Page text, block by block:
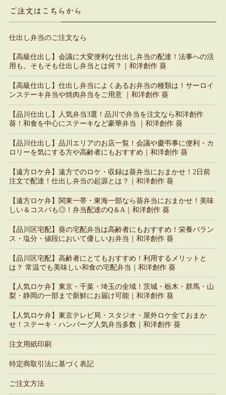
ご注文はこちらから
仕出し弁当のご注文なら
【高級仕出し】会議に大変便利な仕出し弁当の配達！法事への活
用も。そもそも仕出し弁当とは何？｜和洋創作 葵
【高級仕出し】仕出し弁当によくあるお弁当の種類は！サーロイ
ンステーキ弁当や焼肉弁当をご用意 ｜和洋創作 葵
【品川仕出し】人気弁当3選！品川で弁当を注文なら和洋創作
葵！和食を中心にステーキなど豪華弁当 ｜和洋創作 葵
【品川仕出し】品川エリアのお店一覧！会議や慶弔事に便利・カ
ロリーを気にする方や高齢者にもおすすめ｜和洋創作 葵
【遠方ロケ弁】遠方でのロケ・収録は葵弁当におまかせ！2日前
注文で配達！仕出し弁当の起源とは？｜和洋創作 葵
【遠方ロケ弁】関東一帯・東海一部なら葵弁当におまかせ！美味
しい＆コスパも◎！弁当配達のQ＆A｜和洋創作 葵
【品川区宅配】葵の宅配弁当は高齢者にもおすすめ！栄養バラン
ス・塩分・値段において優しいお弁当｜和洋創作 葵
【品川区宅配】高齢者にとてもおすすめ！利用するメリットと
は？ 常温でも美味しい和食の宅配弁当｜和洋創作 葵
【人気ロケ弁】東京・千葉・埼玉の全域！茨城・栃木・群馬・山
梨・静岡の一部まで新鮮にお届け可能｜和洋創作 葵
【人気ロケ弁】東京テレビ局・スタジオ・屋外ロケ全ておまか
せ！ステーキ・ハンバーグ人気弁当多数｜和洋創作 葵
注文用紙印刷
特定商取引法に基づく表記
ご注文方法